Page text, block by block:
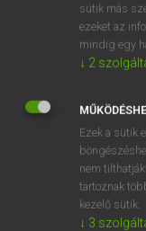
sütik más
ezeket az
mindig egy
↓ 2
Ezek a sütik
nem
tartoznak
kezelő sütik.
↓ 3